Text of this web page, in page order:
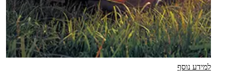
למידע נוסף